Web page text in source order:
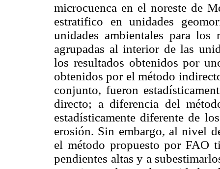
microcuenca en el noreste de
estratifico en unidades
unidades ambientales para los
agrupadas al interior de las
los resultados obtenidos por
obtenidos por el método
conjunto, fueron
directo; a diferencia del
estadísticamente diferente de
erosión. Sin embargo, al nivel
el método propuesto por FAO
pendientes altas y a